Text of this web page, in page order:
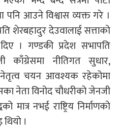
पनि आउने विश्वास व्यक्त गरे ।
शेरबहादुर देउवालाई सत्ताको
। गण्डकी प्रदेश सभापति
काँग्रेसमा नीतिगत सुधार,
नेतृत्व चयन आवश्यक रहेकोमा
नेता विनोद चौधरीको जेनजी
मात्र नभई राष्ट्रिय निर्माणको
।